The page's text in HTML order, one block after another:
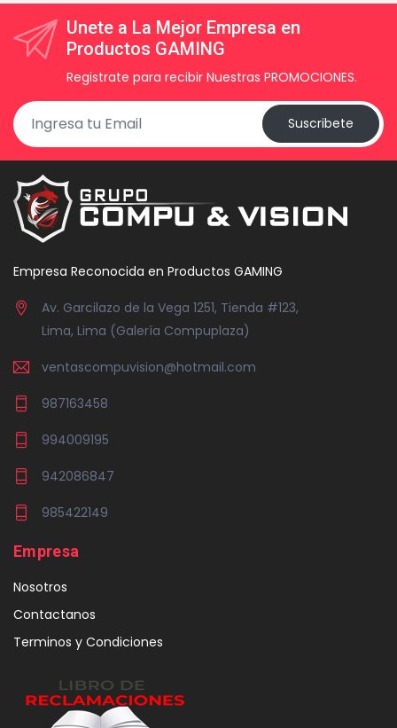
Unete a La Mejor Empresa en
Productos GAMING
Registrate para recibir Nuestras PROMOCIONES.
Suscribete
Empresa Reconocida en Productos GAMING
Av. Garcilazo de la Vega 1251, Tienda #123,
Lima, Lima (Galería Compuplaza)
ventascompuvision@hotmail.com
987163458
994009195
942086847
985422149
Empresa
Nosotros
Contactanos
Terminos y Condiciones